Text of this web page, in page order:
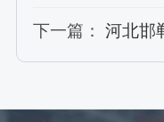
下一篇： 河北邯郸